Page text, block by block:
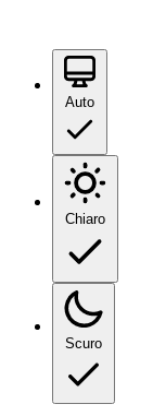
Auto
Chiaro
Scuro